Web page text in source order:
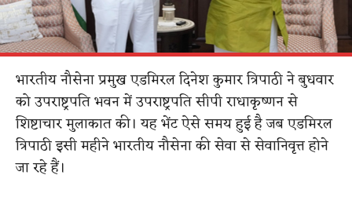
भारतीय नौसेना प्रमुख एडमिरल दिनेश कुमार त्रिपाठी ने बुधवार
को उपराष्ट्रपति भवन में उपराष्ट्रपति सीपी राधाकृष्णन से
शिष्टाचार मुलाकात की। यह भेंट ऐसे समय हुई है जब एडमिरल
त्रिपाठी इसी महीने भारतीय नौसेना की सेवा से सेवानिवृत्त होने
जा रहे हैं।